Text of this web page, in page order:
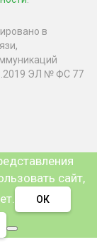
в
ЭЛ № ФС 77
сайт,
ОК